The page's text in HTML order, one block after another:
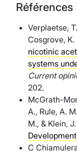
Références
Verplaetse,
Cosgrove, K.
nicotinic
systems
Current
202.
McGrath-
A., Rule, A.
M., & Klein,
Development
C